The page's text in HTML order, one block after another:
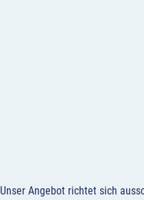
Unser Angebot richtet sich